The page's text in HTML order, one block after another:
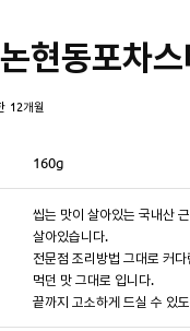
현동포차
12개월
160g
씹는 맛이 살아있는 국내산
살아있습니다.
전문점 조리방법 그대로 커
먹던 맛 그대로 입니다.
끝까지 고소하게 드실 수 있